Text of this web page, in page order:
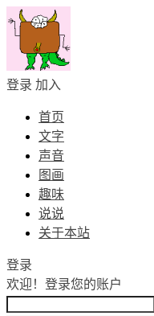
登录 加入
首页
文字
声音
图画
趣味
说说
关于本站
登录
欢迎！ 登录您的账户